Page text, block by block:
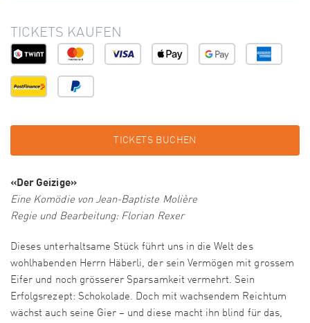
TICKETS KAUFEN
TICKETS BUCHEN
«Der Geizige»
Eine Komödie von Jean-Baptiste Molière
Regie und Bearbeitung: Florian Rexer
Dieses unterhaltsame Stück führt uns in die Welt des
wohlhabenden Herrn Häberli, der sein Vermögen mit grossem
Eifer und noch grösserer Sparsamkeit vermehrt. Sein
Erfolgsrezept: Schokolade. Doch mit wachsendem Reichtum
wächst auch seine Gier – und diese macht ihn blind für das,